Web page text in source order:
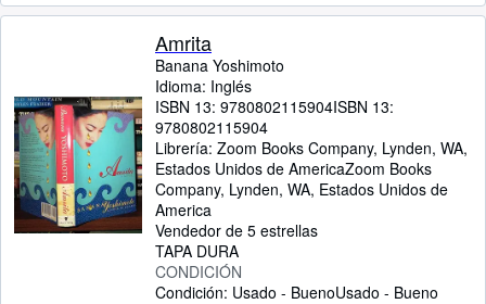
Amrita
Banana Yoshimoto
Idioma: Inglés
ISBN 13: 9780802115904ISBN 13:
9780802115904
Librería: Zoom Books Company, Lynden, WA,
Estados Unidos de AmericaZoom Books
Company, Lynden, WA, Estados Unidos de
America
Vendedor de 5 estrellas
TAPA DURA
CONDICIÓN
Condición: Usado - BuenoUsado - Bueno